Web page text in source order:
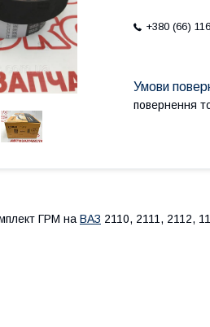
+380 (66)
повернення
ГРМ на ВАЗ 2110, 2111, 2112,